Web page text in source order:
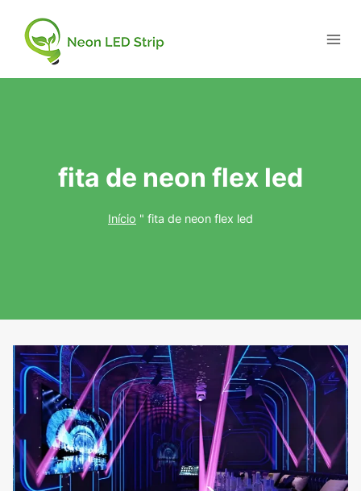
fita de neon flex led
Início " fita de neon flex led